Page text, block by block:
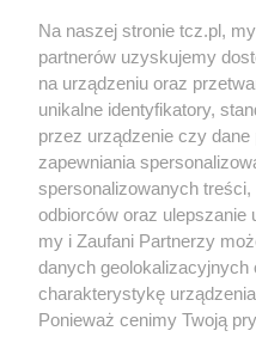
O FIRMIE POLITYKA
REKLAMA WSPÓŁPRACA
Aktualności
Tcz24
Na naszej stronie tcz.pl,
partnerów uzyskujemy
na urządzeniu oraz
unikalne identyfikatory,
przez urządzenie czy dane
zapewniania
spersonalizowanych
odbiorców oraz ulepszanie
my i Zaufani Partnerzy
danych
charakterystykę
Ponieważ cenimy Twoją